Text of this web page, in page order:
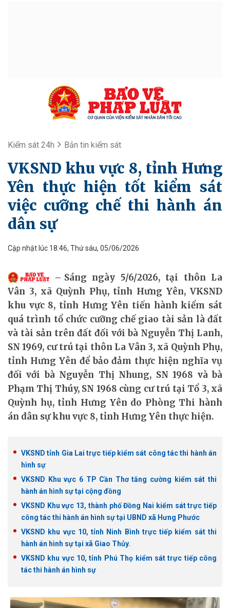
Kiểm sát 24h Bản tin kiểm sát
VKSND khu vực 8, tỉnh Hưng
Yên thực hiện tốt kiểm sát
việc cưỡng chế thi hành án
dân sự
Cập nhật lúc 18:46, Thứ sáu, 05/06/2026
Sáng ngày 5/6/2026, tại thôn La
Vân 3, xã Quỳnh Phụ, tỉnh Hưng Yên, VKSND
khu vực 8, tỉnh Hưng Yên tiến hành kiểm sát
quá trình tổ chức cưỡng chế giao tài sản là đất
và tài sản trên đất đối với bà Nguyễn Thị Lanh,
SN 1969, cư trú tại thôn La Vân 3, xã Quỳnh Phụ,
tỉnh Hưng Yên để bảo đảm thực hiện nghĩa vụ
đối với bà Nguyễn Thị Nhung, SN 1968 và bà
Phạm Thị Thúy, SN 1968 cùng cư trú tại Tổ 3, xã
Quỳnh hụ, tỉnh Hưng Yên do Phòng Thi hành
án dân sự khu vực 8, tỉnh Hưng Yên thực hiện.
VKSND tỉnh Gia Lai trực tiếp kiểm sát công tác thi hành án
hình sự
VKSND Khu vực 6 TP Cần Thơ tăng cường kiểm sát thi
hành án hình sự tại cộng đồng
VKSND Khu vực 13, thành phố Đồng Nai kiểm sát trực tiếp
công tác thi hành án hình sự tại UBND xã Hưng Phước
VKSND khu vực 10, tỉnh Ninh Bình trực tiếp kiểm sát thi
hành án hình sự tại xã Giao Thủy.
VKSND khu vực 10, tỉnh Phú Thọ kiểm sát trực tiếp công
tác thi hành án hình sự